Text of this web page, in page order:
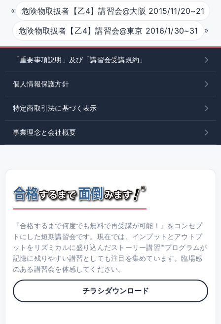
«
危険物取扱者【乙4】講習会@大阪 2015/11/20~21
危険物取扱者【乙4】講習会@東京 2016/1/30~31
»
「重要事項説明」及び「講習会受講規約」
個人情報保護方針
特定商取引法に基づく表示
事業理念と会社概要
『合格するまで何度でも無料で再受講が可能！』をコンセプ
トにした短期講習会です。現在では、インプットとアウトプ
ットをリズミカルに盛り込んだストーリー講習™プログラムが
記憶に残りやすい講習としても注目を集めています。臨場感
のある講習会を体感してください。
チラシダウンロード